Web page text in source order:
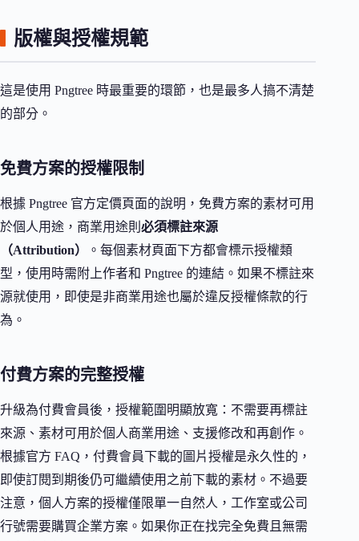
版權與授權規範
這是使用 Pngtree 時最重要的環節，也是最多人搞不清楚
的部分。
免費方案的授權限制
根據 Pngtree 官方定價頁面的說明，免費方案的素材可用
於個人用途，商業用途則 必須標註來源
（Attribution）
。每個素材頁面下方都會標示授權類
型，使用時需附上作者和 Pngtree 的連結。如果不標註來
源就使用，即使是非商業用途也屬於違反授權條款的行
為。
付費方案的完整授權
升級為付費會員後，授權範圍明顯放寬：不需要再標註
來源、素材可用於個人商業用途、支援修改和再創作。
根據官方 FAQ，付費會員下載的圖片授權是永久性的，
即使訂閱到期後仍可繼續使用之前下載的素材。不過要
注意，個人方案的授權僅限單一自然人，工作室或公司
行號需要購買企業方案。如果你正在找完全免費且無需